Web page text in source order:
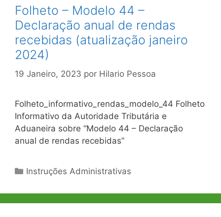
Folheto – Modelo 44 –
Declaração anual de rendas
recebidas (atualização janeiro
2024)
19 Janeiro, 2023 por Hilario Pessoa
Folheto_informativo_rendas_modelo_44 Folheto
Informativo da Autoridade Tributária e
Aduaneira sobre “Modelo 44 – Declaração
anual de rendas recebidas”
Categorias
Instruções Administrativas